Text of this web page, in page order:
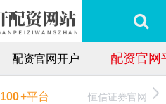
配资官网开户 配资官网
100+平台 恒信证券官网